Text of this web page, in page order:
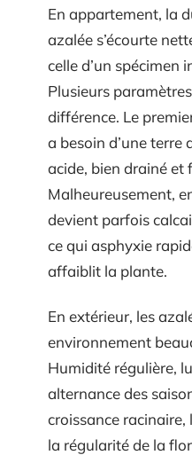
En appartement, la
azalée s’écourte
celle d’un spécimen
Plusieurs
différence. Le
a besoin d’une terre
acide, bien drainé et
Malheureusement,
devient parfois
ce qui asphyxie
affaiblit la plante.
En extérieur, les
environnement
Humidité régulière,
alternance des
croissance
la régularité de la